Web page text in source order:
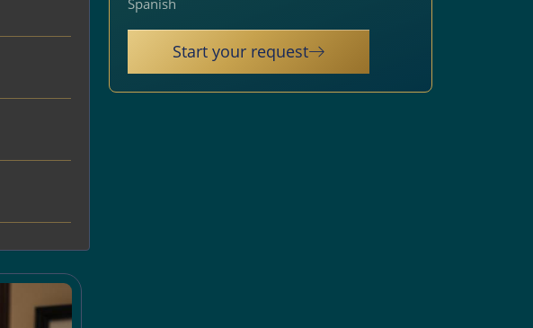
Spanish
Start your request